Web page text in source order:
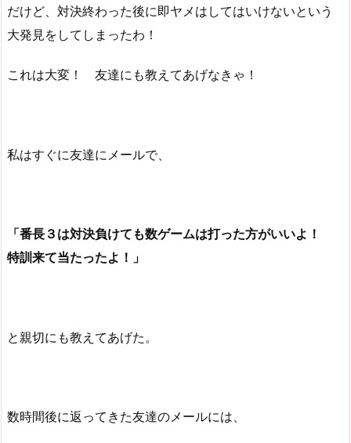
だけど、対決終わった後に即ヤメはしてはいけないという
大発見をしてしまったわ！
これは大変！ 友達にも教えてあげなきゃ！
私はすぐに友達にメールで、
「番長３は対決負けても数ゲームは打った方がいいよ！
特訓来て当たったよ！」
と親切にも教えてあげた。
数時間後に返ってきた友達のメールには、